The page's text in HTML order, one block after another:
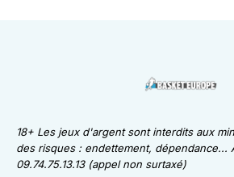
18+ Les jeux d'argent sont interdits aux
des risques : endettement, dépendance...
09.74.75.13.13 (appel non surtaxé)